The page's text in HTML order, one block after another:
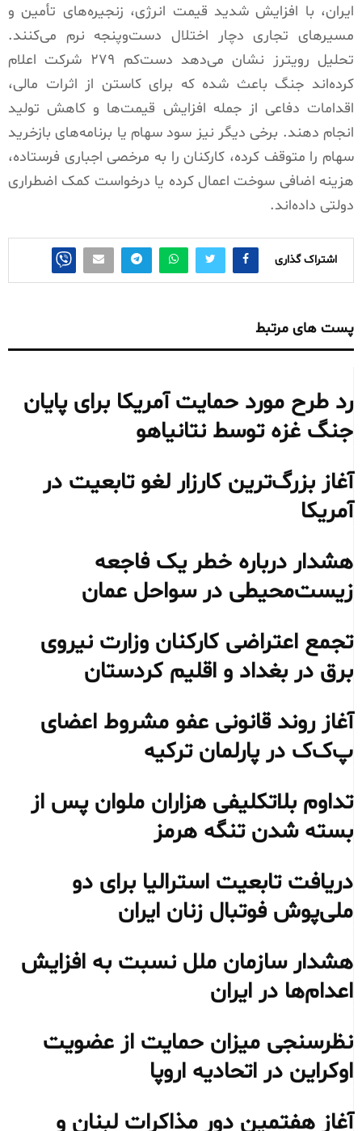
ایران، با افزایش شدید قیمت انرژی، زنجیره‌های تأمین و
مسیرهای تجاری دچار اختلال دست‌وپنجه نرم می‌کنند.
تحلیل رویترز نشان می‌دهد دست‌کم ۲۷۹ شرکت اعلام
کرده‌اند جنگ باعث شده که برای کاستن از اثرات مالی،
اقدامات دفاعی از جمله افزایش قیمت‌ها و کاهش تولید
انجام دهند. برخی دیگر نیز سود سهام یا برنامه‌های بازخرید
سهام را متوقف کرده، کارکنان را به مرخصی اجباری فرستاده،
هزینه اضافی سوخت اعمال کرده یا درخواست کمک اضطراری
دولتی داده‌اند.
اشتراک گذاری
پست های مرتبط
رد طرح مورد حمایت آمریکا برای پایان
جنگ غزه توسط نتانیاهو
آغاز بزرگ‌ترین کارزار لغو تابعیت در
آمریکا
هشدار درباره خطر یک فاجعه
زیست‌محیطی در سواحل عمان
تجمع اعتراضی کارکنان وزارت نیروی
برق در بغداد و اقلیم کردستان
آغاز روند قانونی عفو مشروط اعضای
پ‌ک‌ک در پارلمان ترکیه
تداوم بلاتکلیفی هزاران ملوان پس از
بسته شدن تنگه هرمز
دریافت تابعیت استرالیا برای دو
ملی‌پوش فوتبال زنان ایران
هشدار سازمان ملل نسبت به افزایش
اعدام‌ها در ایران
نظرسنجی میزان حمایت از عضویت
اوکراین در اتحادیه اروپا
آغاز هفتمین دور مذاکرات لبنان و